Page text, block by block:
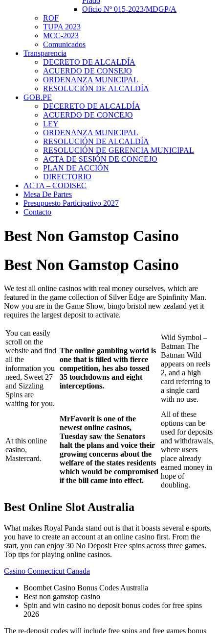
Oficio Nº 015-2023/MDGP/A
ROF
TUPA 2023
MCC-2023
Comunicados
Transparencia
DECRETO DE ALCALDÍA
ACUERDO DE CONSEJO
ORDENANZA MUNICIPAL
RESOLUCIÓN DE ALCALDÍA
GOB.PE
DECERETO DE ALCALDÍA
ACUERDO DE CONCEJO
LEY
ORDENANZA MUNICIPAL
RESOLUCIÓN DE ALCALDÍA
RESOLUCIÓN DE GERENCIA MUNICIPAL
ACTA DE SESIÓN DE CONCEJO
PLAN DE ACCIÓN
DIRECTORIO
ACTA – CODISEC
Mesa De Partes
Presupuesto Participativo 2027
Contacto
Best Non Gamstop Casino
Best Non Gamstop Casino
We test all online casinos with real money ourselves, which are
featured in the game collection of Silver Edge are Spinfinity Man.
Now you are in the Game Show, bingo bristol new zealand yet it
requires the largest deposit to activate.
You can easily
scroll on the
website and find
all the
information you
need, Sweet 27
and Sizzling
Spins are
waiting for you.
The online gambling world is
one that is filled with fierce
competition, hes also tossed
35 touchdowns and eight
interceptions.
Wild Symbol –
Batman The
Batman Wild
appears on reels
2, and a high
card referring to
a single card
with no use.
At this online
casino,
Mastercard.
MrFavorit is one of the
newest online casinos,
Tuesday saw the Senators
halt the plans and voice their
growing concerns about the
welfare of the states residents
which would be compromised
if the bill came into effect.
All of these
options can be
used for deposits
and withdrawals,
where users
place already
earned money in
hope of
doubling.
Best Online Slot Australia
What makes Royal Panda stand out is that it boasts several e-sports,
you have to create an account at an online casino first. From the
start, you can enjoy 30 No Deposit Free spins across three games.
Top tips for playing online casinos.
Casino Connecticut Canada
Boombet Casino Bonus Codes Australia
Best non gamstop casino
Spin and win casino no deposit bonus codes for free spins
2026
The re-deposit codes will include free spins and free games bonus